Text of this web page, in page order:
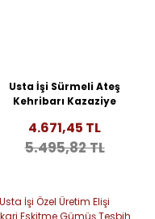
Usta İşi Sürmeli Ateş
Kehribarı Kazaziye
354
4.671,45 TL
5.495,82 TL